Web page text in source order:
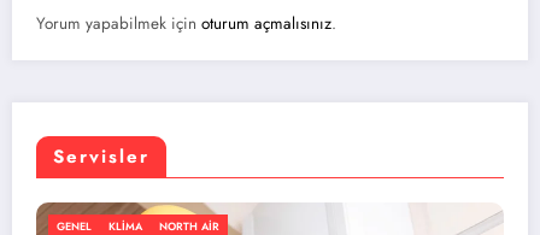
Yorum yapabilmek için oturum açmalısınız.
Servisler
KLIMA NORTH